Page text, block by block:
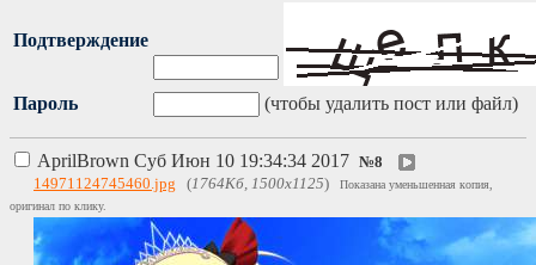
Подтверждение
Пароль (чтобы удалить пост или файл)
AprilBrown Суб Июн 10 19:34:34 2017 №8
14971124745460.jpg (1764Кб, 1500x1125)
Показана уменьшенная копия,
оригинал по клику.